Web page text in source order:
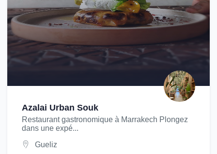
Azalai Urban Souk
Restaurant gastronomique à Marrakech Plongez
dans une expé...
Gueliz